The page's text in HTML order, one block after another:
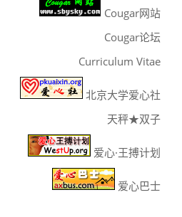
Cougar网站
Cougar论坛
Curriculum Vitae
北京大学爱心社
天秤★双子
爱心·王搏计划
爱心巴士